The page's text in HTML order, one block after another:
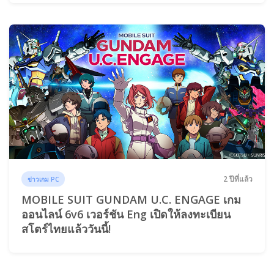
ข่าวเกม PC 2 ปีที่แล้ว
MOBILE SUIT GUNDAM U.C. ENGAGE เกม
ออนไลน์ 6v6 เวอร์ชัน Eng เปิดให้ลงทะเบียน
สโตร์ไทยแล้ววันนี้!